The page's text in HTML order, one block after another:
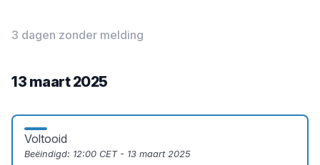
3 dagen zonder melding
13 maart 2025
Voltooid
Beëindigd: 12:00 CET - 13 maart 2025